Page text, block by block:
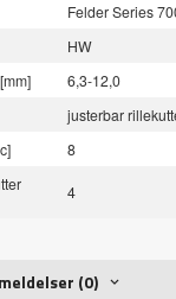
Felder Series
HW
6,3-12,0
justerbar
8
4
(0)